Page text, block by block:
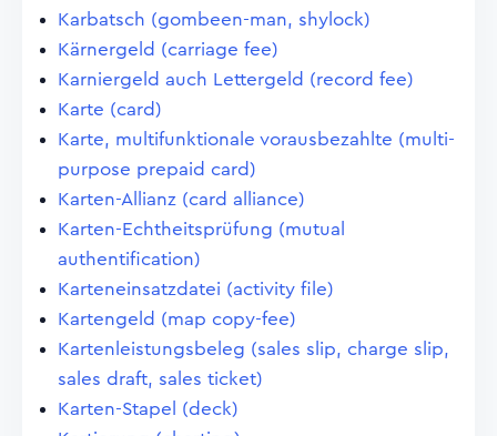
Karbatsch (gombeen-man, shylock)
Kärnergeld (carriage fee)
Karniergeld auch Lettergeld (record fee)
Karte (card)
Karte, multifunktionale vorausbezahlte (multi-
purpose prepaid card)
Karten-Allianz (card alliance)
Karten-Echtheitsprüfung (mutual
authentification)
Karteneinsatzdatei (activity file)
Kartengeld (map copy-fee)
Kartenleistungsbeleg (sales slip, charge slip,
sales draft, sales ticket)
Karten-Stapel (deck)